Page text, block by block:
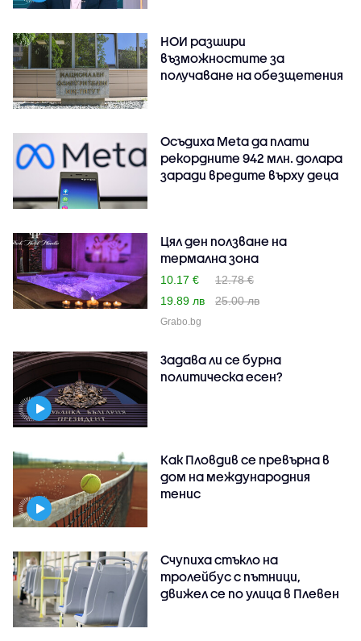
НОИ разшири
възможностите за
получаване на обезщетения
Осъдиха Meta да плати
рекордните 942 млн. долара
заради вредите върху деца
Цял ден ползване на
термална зона
10.17 €
12.78 €
19.89 лв
25.00 лв
Grabo.bg
Задава ли се бурна
политическа есен?
Как Пловдив се превърна в
дом на международния
тенис
Счупиха стъкло на
тролейбус с пътници,
движел се по улица в Плевен